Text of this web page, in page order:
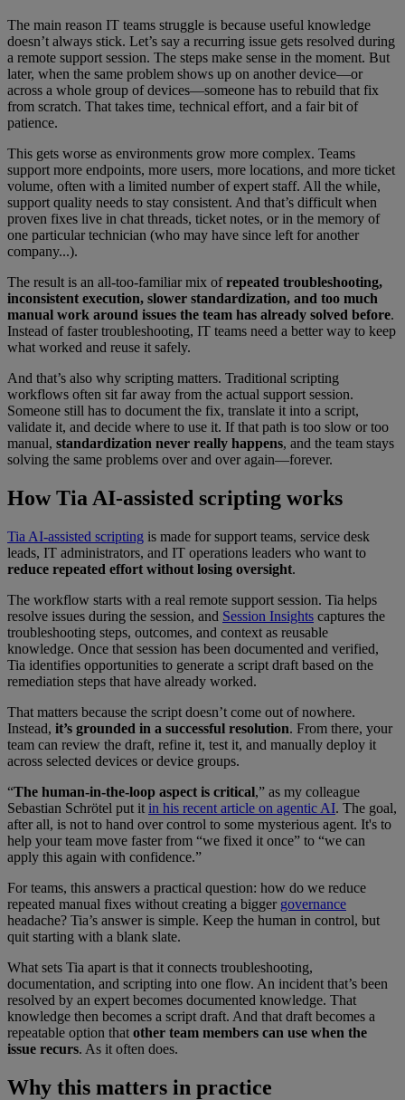
The main reason IT teams struggle is because useful knowledge
doesn’t always stick. Let’s say a recurring issue gets resolved during
a remote support session. The steps make sense in the moment. But
later, when the same problem shows up on another device—or
across a whole group of devices—someone has to rebuild that fix
from scratch. That takes time, technical effort, and a fair bit of
patience.
This gets worse as environments grow more complex. Teams
support more endpoints, more users, more locations, and more ticket
volume, often with a limited number of expert staff. All the while,
support quality needs to stay consistent. And that’s difficult when
proven fixes live in chat threads, ticket notes, or in the memory of
one particular technician (who may have since left for another
company...).
The result is an all-too-familiar mix ofrepeated troubleshooting,
inconsistent execution, slower standardization, and too much
manual work around issues the team has already solved before.
Instead of faster troubleshooting, IT teams need a better way to keep
what worked and reuse it safely.
And that’s also why scripting matters. Traditional scripting
workflows often sit far away from the actual support session.
Someone still has to document the fix, translate it into a script,
validate it, and decide where to use it. If that path is too slow or too
manual, standardization never really happens, and the team stays
solving the same problems over and over again—forever.
How Tia AI-assisted scripting works
Tia AI-assisted scripting is made for support teams, service desk
leads, IT administrators, and IT operations leaders who want to
reduce repeated effort without losing oversight.
The workflow starts with a real remote support session. Tia helps
resolve issues during the session, and Session Insights captures the
troubleshooting steps, outcomes, and context as reusable
knowledge. Once that session has been documented and verified,
Tia identifies opportunities to generate a script draft based on the
remediation steps that have already worked.
That matters because the script doesn’t come out of nowhere.
Instead, it’s grounded in a successful resolution. From there, your
team can review the draft, refine it, test it, and manually deploy it
across selected devices or device groups.
“The human-in-the-loop aspect is critical,” as my colleague
Sebastian Schrötel put it in his recent article on agentic AI. The goal,
after all, is not to hand over control to some mysterious agent. It's to
help your team move faster from “we fixed it once” to “we can
apply this again with confidence.”
For teams, this answers a practical question: how do we reduce
repeated manual fixes without creating a bigger governance
headache? Tia’s answer is simple. Keep the human in control, but
quit starting with a blank slate.
What sets Tia apart is that it connects troubleshooting,
documentation, and scripting into one flow. An incident that’s been
resolved by an expert becomes documented knowledge. That
knowledge then becomes a script draft. And that draft becomes a
repeatable option that other team members can use when the
issue recurs. As it often does.
Why this matters in practice